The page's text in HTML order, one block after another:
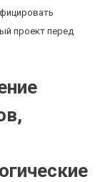
проект перед